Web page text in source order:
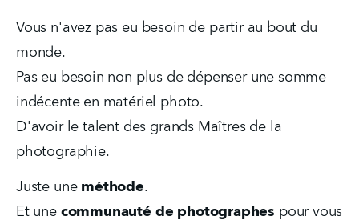
Vous n'avez pas eu besoin de partir au bout du
monde.
Pas eu besoin non plus de dépenser une somme
indécente en matériel photo.
D'avoir le talent des grands Maîtres de la
photographie.
Juste une méthode.
Et une communauté de photographes pour vous